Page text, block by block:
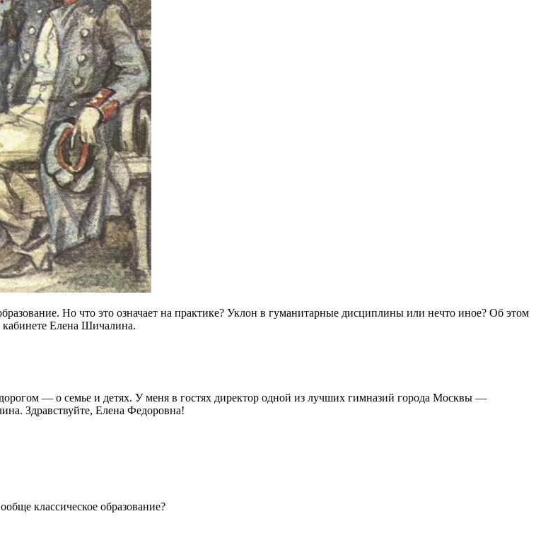
Но что это означает на практике? Уклон в гуманитарные дисциплины или нечто иное? Об этом
кабинете Елена Шичалина.
— о семье и детях. У меня в гостях директор одной из лучших гимназий города Москвы —
Здравствуйте, Елена Федоровна!
классическое образование?